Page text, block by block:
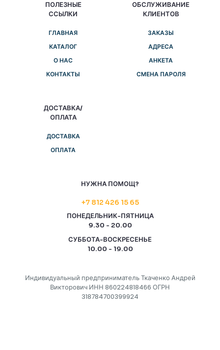
ПОЛЕЗНЫЕ
ССЫЛКИ
ГЛАВНАЯ
КАТАЛОГ
О НАС
КОНТАКТЫ
ДОСТАВКА/
ОПЛАТА
ДОСТАВКА
ОПЛАТА
ОБСЛУЖИВАНИЕ
КЛИЕНТОВ
ЗАКАЗЫ
АДРЕСА
АНКЕТА
СМЕНА ПАРОЛЯ
НУЖНА ПОМОЩ?
+7 812 426 15 65
ПОНЕДЕЛЬНИК-ПЯТНИЦА
9.30 - 20.00
СУББОТА-ВОСКРЕСЕНЬЕ
10.00 - 19.00
Индивидуальный предприниматель Ткаченко Андрей
Викторович ИНН 860224818466 ОГРН
318784700399924